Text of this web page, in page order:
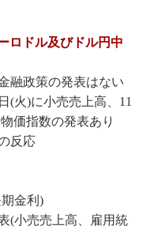
ロドル及びドル円中
融政策の発表はない
(火)に小売売上高、11
価指数の発表あり
反応
金利)
(小売売上高、雇用統